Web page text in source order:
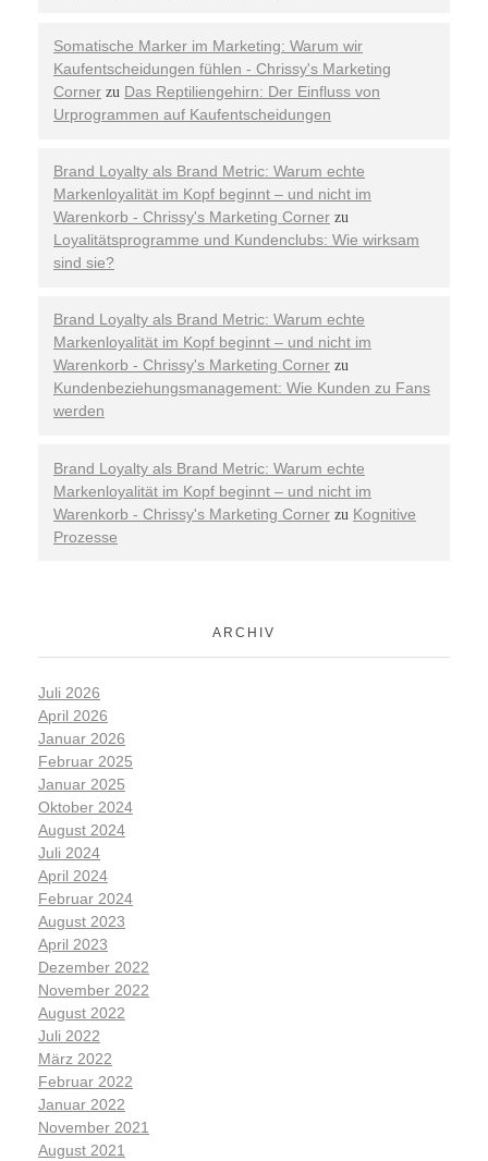
Somatische Marker im Marketing: Warum wir
Kaufentscheidungen fühlen - Chrissy's Marketing
Corner zu Das Reptiliengehirn: Der Einfluss von
Urprogrammen auf Kaufentscheidungen
Brand Loyalty als Brand Metric: Warum echte
Markenloyalität im Kopf beginnt – und nicht im
Warenkorb - Chrissy's Marketing Corner zu
Loyalitätsprogramme und Kundenclubs: Wie wirksam
sind sie?
Brand Loyalty als Brand Metric: Warum echte
Markenloyalität im Kopf beginnt – und nicht im
Warenkorb - Chrissy's Marketing Corner zu
Kundenbeziehungsmanagement: Wie Kunden zu Fans
werden
Brand Loyalty als Brand Metric: Warum echte
Markenloyalität im Kopf beginnt – und nicht im
Warenkorb - Chrissy's Marketing Corner zu Kognitive
Prozesse
ARCHIV
Juli 2026
April 2026
Januar 2026
Februar 2025
Januar 2025
Oktober 2024
August 2024
Juli 2024
April 2024
Februar 2024
August 2023
April 2023
Dezember 2022
November 2022
August 2022
Juli 2022
März 2022
Februar 2022
Januar 2022
November 2021
August 2021